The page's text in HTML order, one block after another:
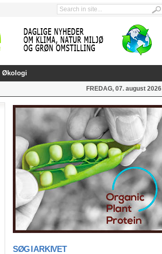
Økologi
FREDAG, 07. august 2026
SØG I ARKIVET